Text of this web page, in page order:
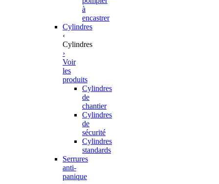
à
encastrer
Cylindres
‹
Cylindres
›
Voir
les
produits
Cylindres
de
chantier
Cylindres
de
sécurité
Cylindres
standards
Serrures
anti-
panique